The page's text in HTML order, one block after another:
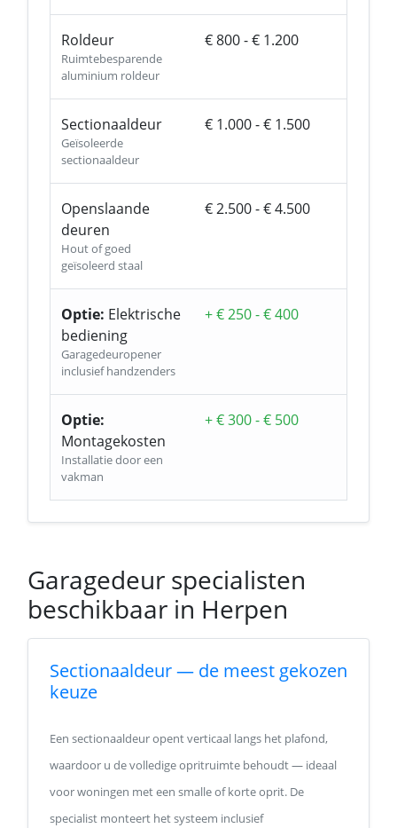
Roldeur
Ruimtebesparende
aluminium roldeur
€ 800 - € 1.200
Sectionaaldeur
Geïsoleerde
sectionaaldeur
€ 1.000 - € 1.500
Openslaande
deuren
Hout of goed
geïsoleerd staal
€ 2.500 - € 4.500
Optie: Elektrische
bediening
Garagedeuropener
inclusief handzenders
+ € 250 - € 400
Optie:
Montagekosten
Installatie door een
vakman
+ € 300 - € 500
Garagedeur specialisten
beschikbaar in Herpen
Sectionaaldeur — de meest gekozen
keuze
Een sectionaaldeur opent verticaal langs het plafond,
waardoor u de volledige opritruimte behoudt — ideaal
voor woningen met een smalle of korte oprit. De
specialist monteert het systeem inclusief